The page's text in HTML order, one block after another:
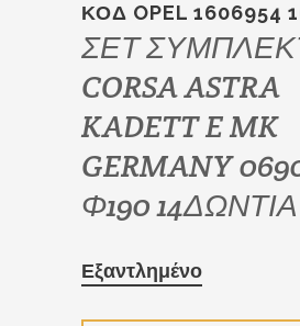
ΚΟΔ OPEL 1606954
ΣΕΤ
CORSA ASTRA
KADETT E MK
GERMANY
Φ190 14ΔΩΝΤΙΑ
Εξαντλημένο